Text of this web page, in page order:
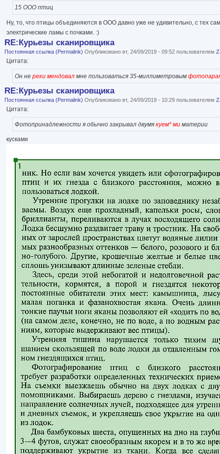
15 ООО птиц
Ну, то, что птицы объединяются в ООО давно уже не удивительно, с тех
электрические ламы с почками. :)
RE:Курьезы сканировщика
Постоянная ссылка (Permalink) Опубликовано вт, 24/09/2019 - 09:52 пользователем
Цитата:
Он не реки мендовалмне пользоваться 35-миллиметровым
RE:Курьезы сканировщика
Постоянная ссылка (Permalink) Опубликовано вт, 24/09/2019 - 10:29 пользователем
Цитата:
Фотопринадлежности я обычно закрывал двумя куем* миматерии
кусками